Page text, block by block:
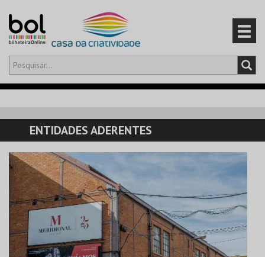
Olá,iniciar sessão
CARRINHO
EVENTOS
CARTÕES
PRODUTOS
ENTIDADES ADERENTES